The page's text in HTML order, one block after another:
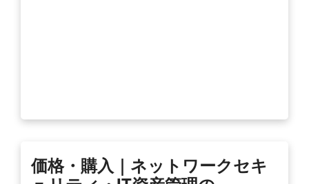
価格・購入｜ネットワークセキ